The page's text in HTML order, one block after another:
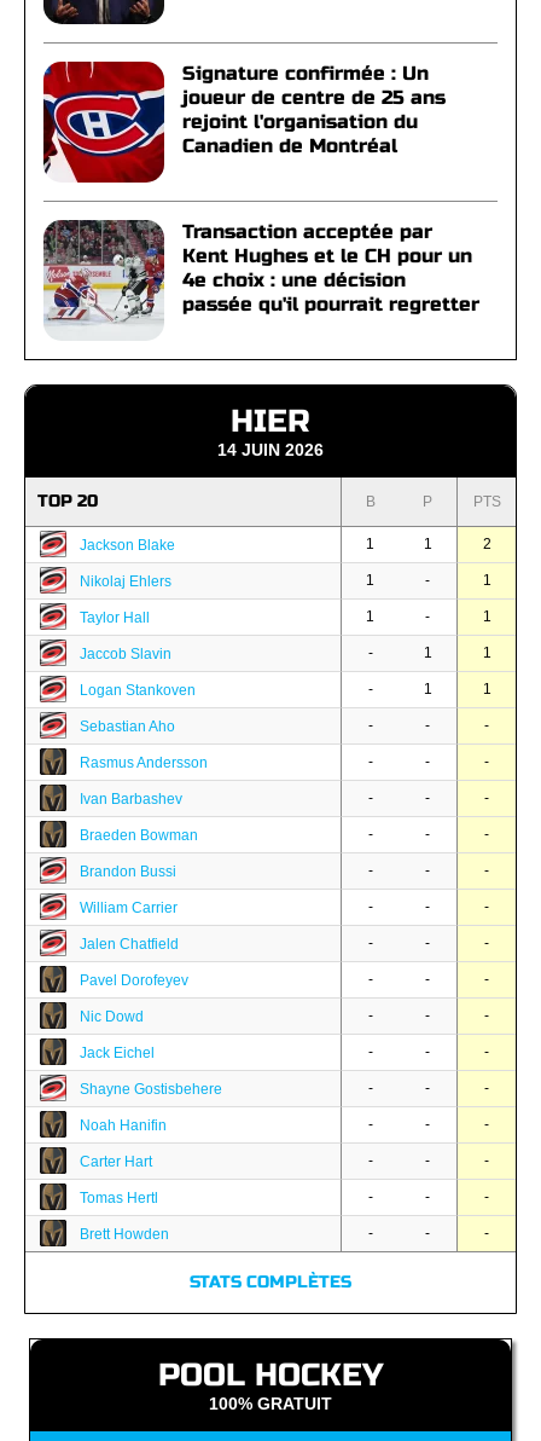
Signature confirmée : Un
joueur de centre de 25 ans
rejoint l'organisation du
Canadien de Montréal
Transaction acceptée par
Kent Hughes et le CH pour un
4e choix : une décision
passée qu'il pourrait regretter
HIER
14 JUIN 2026
TOP 20 B P PTS
Jackson Blake 1 1 2
Nikolaj Ehlers 1 - 1
Taylor Hall 1 - 1
Jaccob Slavin - 1 1
Logan Stankoven - 1 1
Sebastian Aho - - -
Rasmus Andersson - - -
Ivan Barbashev - - -
Braeden Bowman - - -
Brandon Bussi - - -
William Carrier - - -
Jalen Chatfield - - -
Pavel Dorofeyev - - -
Nic Dowd - - -
Jack Eichel - - -
Shayne Gostisbehere - - -
Noah Hanifin - - -
Carter Hart - - -
Tomas Hertl - - -
Brett Howden - - -
STATS COMPLÈTES
POOL HOCKEY
100% GRATUIT